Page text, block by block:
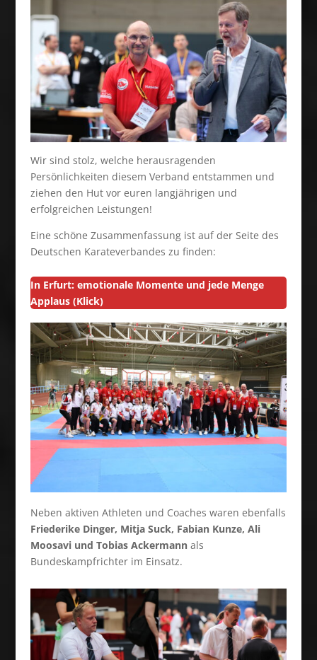
Wir sind stolz, welche herausragenden
Persönlichkeiten diesem Verband entstammen und
ziehen den Hut vor euren langjährigen und
erfolgreichen Leistungen!
Eine schöne Zusammenfassung ist auf der Seite des
Deutschen Karateverbandes zu finden:
In Erfurt: emotionale Momente und jede Menge
Applaus (Klick)
Neben aktiven Athleten und Coaches waren ebenfalls
Friederike Dinger, Mitja Suck, Fabian Kunze, Ali
Moosavi und Tobias Ackermannals
Bundeskampfrichter im Einsatz.